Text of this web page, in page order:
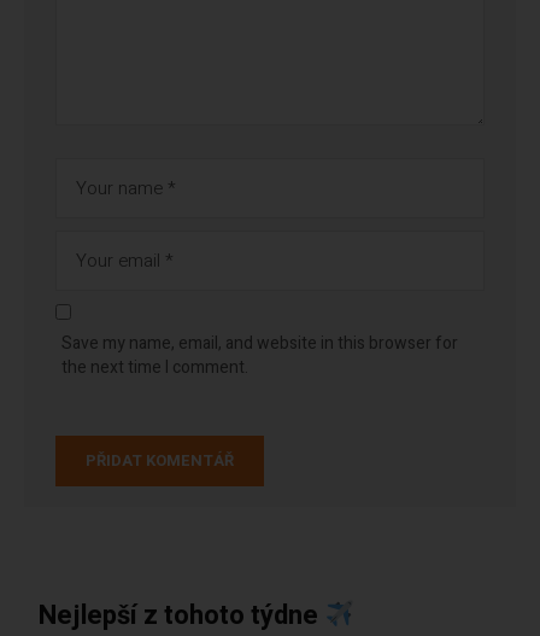
Save my name, email, and website in this browser for
the next time I comment.
Nejlepší z tohoto týdne